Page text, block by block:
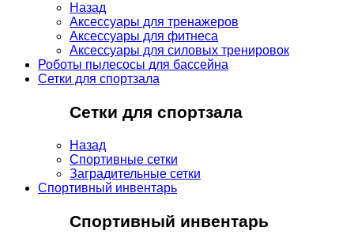
Назад
Аксессуары для тренажеров
Аксессуары для фитнеса
Аксессуары для силовых тренировок
Роботы пылесосы для бассейна
Сетки для спортзала
Сетки для спортзала
Назад
Спортивные сетки
Заградительные сетки
Спортивный инвентарь
Спортивный инвентарь